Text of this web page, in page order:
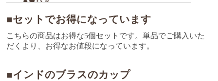
■セットでお得になっています
こちらの商品はお得な5個セットです。単品でご購入いた
だくより、お得なお値段になっています。
■インドのブラスのカップ